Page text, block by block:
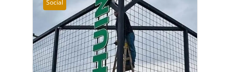
Social